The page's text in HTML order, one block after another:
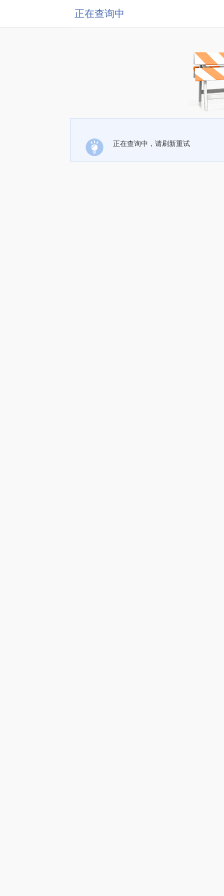
正在查询中
正在查询中，请刷新重试